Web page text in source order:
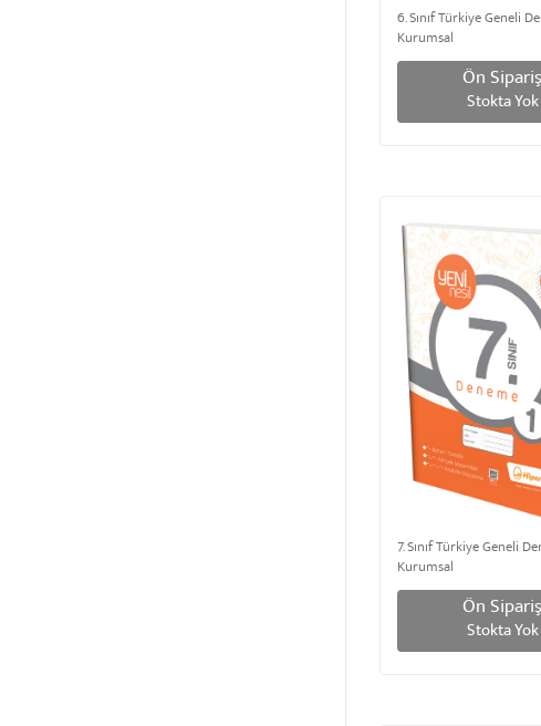
6. Sınıf Türkiye Geneli
Kurumsal
Ön Sipariş
Stokta Yok
7. Sınıf Türkiye Geneli
Kurumsal
Ön Sipariş
Stokta Yok